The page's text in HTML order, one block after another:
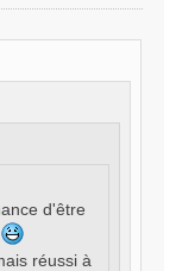
d'être
réussi à